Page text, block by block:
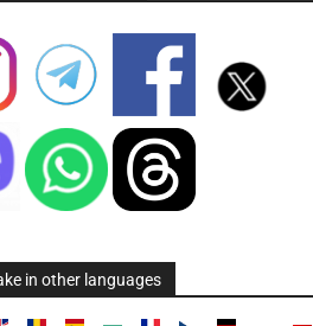
in other languages